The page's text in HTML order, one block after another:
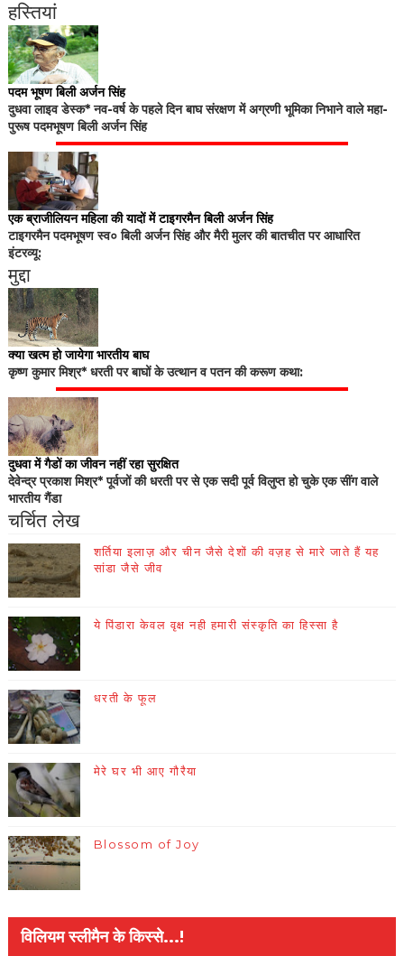
हस्तियां
पदम भूषण बिली अर्जन सिंह
दुधवा लाइव डेस्क* नव-वर्ष के पहले दिन बाघ संरक्षण में अग्रणी भूमिका निभाने वाले महा-
पुरूष पदमभूषण बिली अर्जन सिंह
एक ब्राजीलियन महिला की यादों में टाइगरमैन बिली अर्जन सिंह
टाइगरमैन पदमभूषण स्व० बिली अर्जन सिंह और मैरी मुलर की बातचीत पर आधारित
इंटरव्यू:
मुद्दा
क्या खत्म हो जायेगा भारतीय बाघ
कृष्ण कुमार मिश्र* धरती पर बाघों के उत्थान व पतन की करूण कथा:
दुधवा में गैडों का जीवन नहीं रहा सुरक्षित
देवेन्द्र प्रकाश मिश्र* पूर्वजों की धरती पर से एक सदी पूर्व विलुप्त हो चुके एक सींग वाले
भारतीय गैंडा
चर्चित लेख
शर्तिया इलाज़ और चीन जैसे देशों की वज़ह से मारे जाते हैं यह
सांडा जैसे जीव
ये पिंडारा केवल वृक्ष नही हमारी संस्कृति का हिस्सा है
धरती के फूल
मेरे घर भी आए गौरैया
Blossom of Joy
विलियम स्लीमैन के किस्से...!